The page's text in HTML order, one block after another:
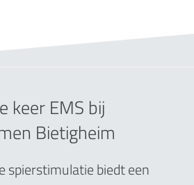
keer EMS bij
Bietigheim
spierstimulatie biedt een